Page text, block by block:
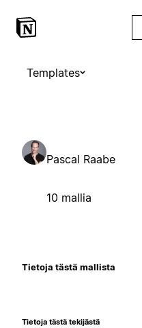
Templates
Pascal Raabe
10 mallia
Tietoja tästä mallista
Tietoja tästä tekijästä